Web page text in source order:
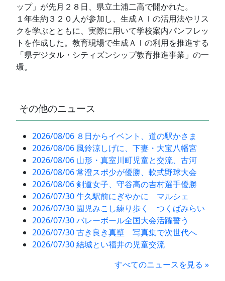
ップ」が先月２８日、県立土浦二高で開かれた。
１年生約３２０人が参加し、生成ＡＩの活用法やリス
クを学ぶとともに、実際に用いて学校案内パンフレッ
トを作成した。教育現場で生成ＡＩの利用を推進する
「県デジタル・シティズンシップ教育推進事業」の一
環。
その他のニュース
2026/08/06 ８日からイベント、道の駅かさま
2026/08/06 風鈴涼しげに、下妻・大宝八幡宮
2026/08/06 山形・真室川町児童と交流、古河
2026/08/06 常澄スポ少が優勝、軟式野球大会
2026/08/06 剣道女子、守谷高の吉村選手優勝
2026/07/30 牛久駅前にぎやかに マルシェ
2026/07/30 園児みこし練り歩く つくばみらい
2026/07/30 バレーボール全国大会活躍誓う
2026/07/30 古き良き真壁 写真集で次世代へ
2026/07/30 結城とい福井の児童交流
すべてのニュースを見る »